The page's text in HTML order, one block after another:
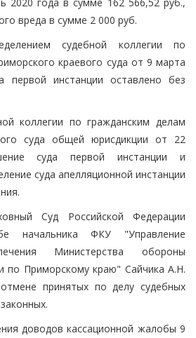
вреда в сумме 2 000 руб.
судебной коллегии по
краевого суда от 9 марта
первой инстанции оставлено без
коллегии по гражданским делам
суда общей юрисдикции от 22
суда первой инстанции и
суда апелляционной инстанции
Суд Российской Федерации
начальника ФКУ "Управление
Министерства обороны
по Приморскому краю" Сайчика А.Н.
принятых по делу судебных
доводов кассационной жалобы 9